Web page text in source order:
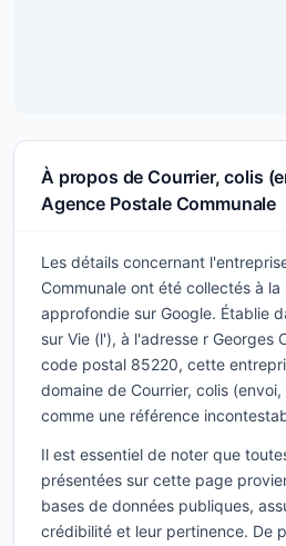
À propos de Courrier, colis
Agence Postale Communale
Les détails concernant
Communale ont été collectés à
approfondie sur Google. Établie
sur Vie (l'), à l'adresse r Georges
code postal 85220, cette
domaine de Courrier, colis
comme une référence
Il est essentiel de noter que
présentées sur cette page
bases de données publiques,
crédibilité et leur pertinence. De